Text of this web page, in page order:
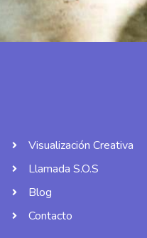
Visualización Creativa
Llamada S.O.S
Blog
Contacto